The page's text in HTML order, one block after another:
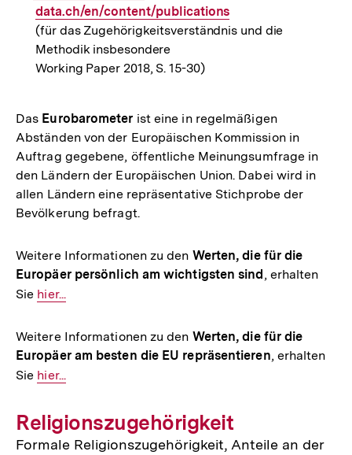
Link:
data.ch/en/content/publications
(für das Zugehörigkeitsverständnis und die
Methodik insbesondere
Working Paper 2018, S. 15-30)
Das Eurobarometer ist eine in regelmäßigen
Abständen von der Europäischen Kommission in
Auftrag gegebene, öffentliche Meinungsumfrage in
den Ländern der Europäischen Union. Dabei wird in
allen Ländern eine repräsentative Stichprobe der
Bevölkerung befragt.
Weitere Informationen zu den Werten, die für die
Europäer persönlich am wichtigsten sind, erhalten
Sie Interner
hier...
Weitere Informationen zu den Werten, die für die
Europäer am besten die EU repräsentieren, erhalten
Sie Interner
hier...
Religionszugehörigkeit
Formale Religionszugehörigkeit, Anteile an der